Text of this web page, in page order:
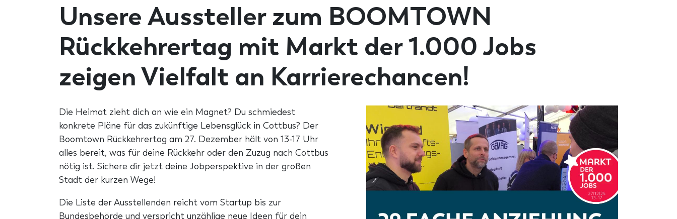
Unsere Aussteller zum BOOMTOWN
Rückkehrertag mit Markt der 1.000 Jobs
zeigen Vielfalt an Karrierechancen!
Die Heimat zieht dich an wie ein Magnet? Du schmiedest
konkrete Pläne für das zukünftige Lebensglück in Cottbus? Der
Boomtown Rückkehrertag am 27. Dezember hält von 13-17 Uhr
alles bereit, was für deine Rückkehr oder den Zuzug nach Cottbus
nötig ist. Sichere dir jetzt deine Jobperspektive in der großen
Stadt der kurzen Wege!
Die Liste der Ausstellenden reicht vom Startup bis zur
Bundesbehörde und verspricht unzählige neue Ideen für dein